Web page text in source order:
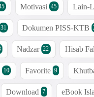
Motivasi 45 Lain-
31 Dokumen PISS-KTB
Nadzar 22 Hisab
10 Favorite 9
Download 7 eBook